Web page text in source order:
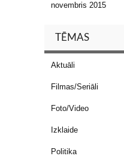
novembris 2015
TĒMAS
Aktuāli
Filmas/Seriāli
Foto/Video
Izklaide
Politika